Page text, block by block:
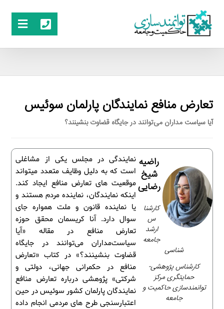
تعارض منافع نمایندگان پارلمان سوئیس
آیا سیاست مداران می‌توانند در جایگاه قضاوت بنشینند؟
نمایندگی در مجلس یکی از مشاغلی
است که به دلیل وظایف متعدد میتواند
موقعیت های تعارض منافع ایجاد کند.
اینکه نمایندگان، نماینده مردم هستند و
یا نماینده قانون و ملت همواره جای
سوال دارد. آنا کریسمان محقق حوزه
تعارض منافع در مقاله «آیا
سیاست‌مداران می‌توانند در جایگاه
قضاوت بنشینند؟» در کتاب «تعارض
منافع در حکمرانی جهانی، دولتی و
شرکتی» پژوهشی درباره تعارض منافع
نمایندگان پارلمان کشور سوئیس در حین
اعتبارسنجی طرح های مردمی انجام داده
راضیه
شیخ
رضایی
کارشنا
س
ارشد
جامعه
شناسی
کارشناس پژوهشی-
حمایتگری مرکز
توانمندسازی حاکمیت و
جامعه